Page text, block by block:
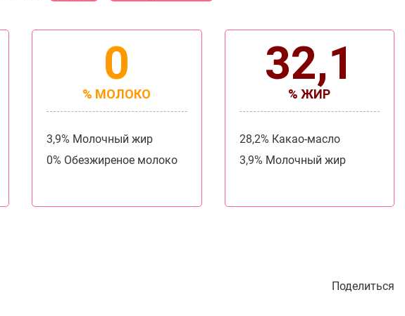
0
% МОЛОКО
3,9% Молочный жир
0% Обезжиреное молоко
32,1
% ЖИР
28,2% Какао-масло
3,9% Молочный жир
Поделиться